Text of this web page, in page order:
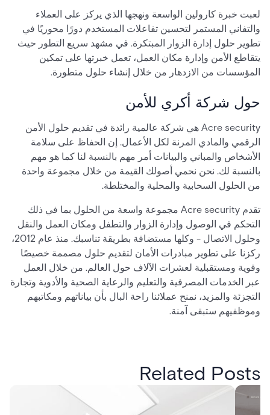
لعبت خبرة كارولين الواسعة ونهجها الذي يركز على العملاء
والتفاني المستمر لتحسين تفاعلات المستخدم دورًا محوريًا في
تطوير حلول إدارة الزوار المبتكرة. في مشهد سريع التطور حيث
يتقاطع الأمن وإدارة مكان العمل، تعمل خبرتها على تمكين
المؤسسات من الازدهار من خلال إنشاء حلول متطورة.
حول شركة أكري للأمن
Acre security هي شركة عالمية رائدة في تقديم حلول الأمن
الرقمي والمادي المرنة لكل الأعمال. إن الحفاظ على سلامة
الأشخاص والمباني والبيانات أمر مهم بالنسبة لنا كما هو مهم
بالنسبة لك. نحن نحمي أصولك القيمة من خلال مجموعة واحدة
من الحلول السحابية والمحلية والمختلطة.
تقدم Acre security مجموعة واسعة من الحلول بما في ذلك
التحكم في الوصول وإدارة الزوار والتطفل ومكان العمل والنقل
وحلول الاتصال - وكلها مستضافة بطريقة تناسبك. منذ عام 2012،
ركزنا على تطوير مبادرات الأمان لتقديم حلول مصممة خصيصًا
وقوية ومستقبلية لعشرات الآلاف حول العالم. من خلال العمل
عبر الخدمات المصرفية والتعليم والرعاية الصحية والأدوية وتجارة
التجزئة والمزيد، نمنح عملائنا راحة البال بأن بياناتهم ومكاتبهم
وموظفيهم ستبقى آمنة.
Related Posts